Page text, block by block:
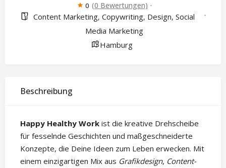
0 (0 Bewertungen)
Content Marketing, Copywriting, Design, Social
Media Marketing
Hamburg
Beschreibung
Happy Healthy Work ist die kreative Drehscheibe
für fesselnde Geschichten und maßgeschneiderte
Konzepte, die Deine Ideen zum Leben erwecken. Mit
einem einzigartigen Mix aus Grafikdesign, Content-